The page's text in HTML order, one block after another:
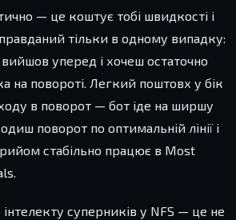
— це коштує тобі швидкості і
тільки в одному випадку:
уперед і хочеш остаточно
на повороті. Легкий поштовх у бік
в поворот — бот іде на ширшу
поворот по оптимальній лінії і
стабільно працює в Most
суперників у NFS — це не